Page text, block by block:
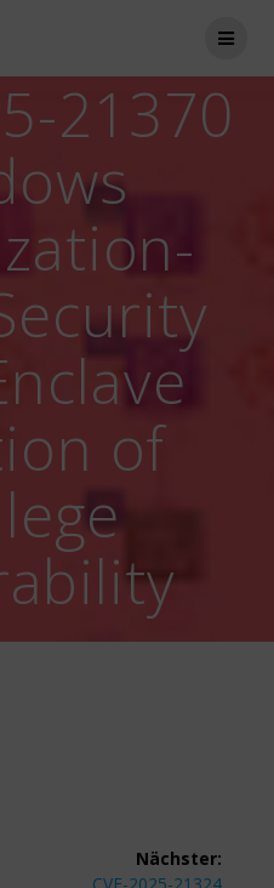
21370
of
Nächster:
Nächster